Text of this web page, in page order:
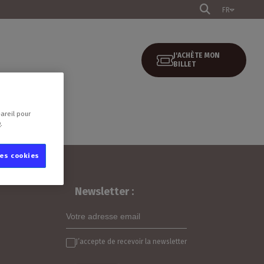
FR
J'ACHÈTE MON
BILLET
Newsletter :
J’accepte de recevoir la newsletter
pour
cookies